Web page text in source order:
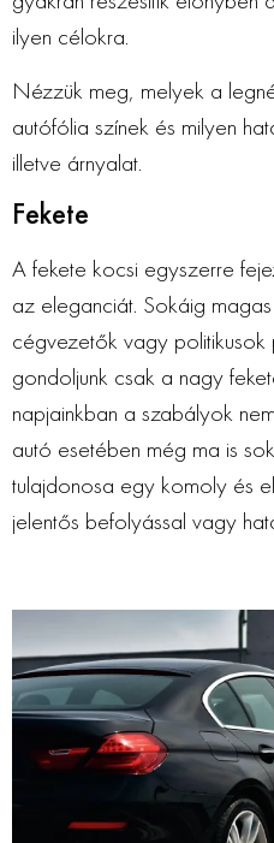
ilyen célokra.
Nézzük meg, melyek a
autófólia színek és milyen
illetve árnyalat.
Fekete
A fekete kocsi egyszerre
az eleganciát. Sokáig
cégvezetők vagy politikusok
gondoljunk csak a nagy
napjainkban a szabályok
autó esetében még ma is
tulajdonosa egy komoly és
jelentős befolyással vagy